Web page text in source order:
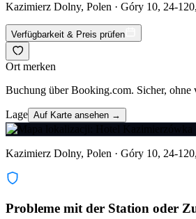
Kazimierz Dolny, Polen · Góry 10, 24-
Verfügbarkeit & Preis prüfen
Ort merken
Buchung über Booking.com. Sicher, ohne
Lage Auf Karte ansehen →
Kazimierz Dolny, Polen · Góry 10, 24-
Probleme mit der Station oder